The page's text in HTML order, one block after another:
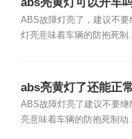
ABS故障灯亮了，建议不
灯亮意味着车辆的防抱死制...
abs亮黄灯了还能正
ABS故障灯亮了建议不要
亮意味着车辆的防抱死制动